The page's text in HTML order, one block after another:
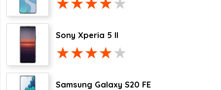
Sony Xperia 5 II
Samsung Galaxy S20 FE